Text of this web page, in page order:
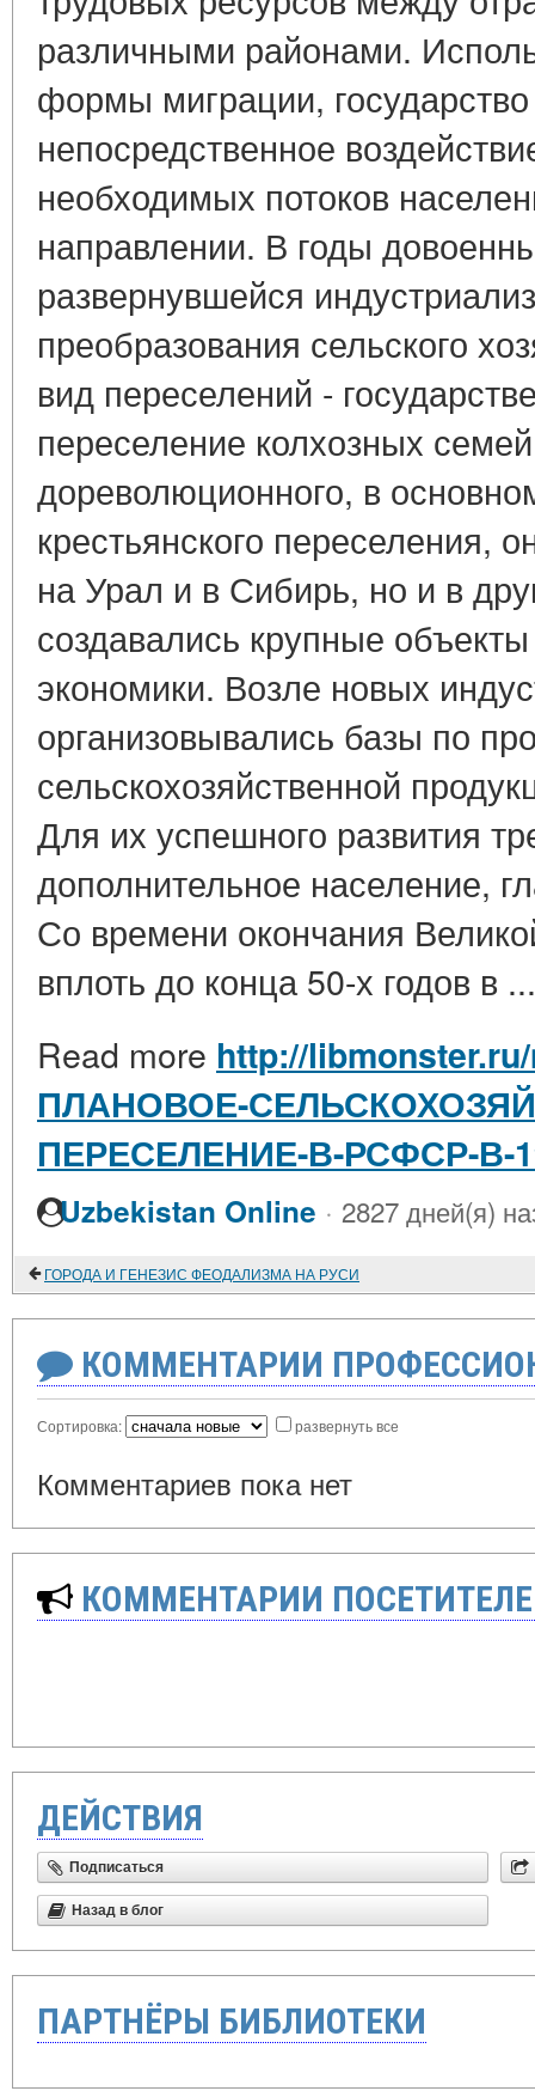
различными районами.
формы миграции,
непосредственное
необходимых потоков
направлении. В годы
развернувшейся
преобразования сельского
вид переселений -
переселение колхозных
дореволюционного, в
крестьянского переселения,
на Урал и в Сибирь, но и в
создавались крупные
экономики. Возле новых
организовывались базы по
сельскохозяйственной
Для их успешного развития
дополнительное население,
Со времени окончания
вплоть до конца 50-х годов в
Read more http://
ПЛАНОВОЕ-
ПЕРЕСЕЛЕНИЕ-В-РСФСР-В-
Uzbekistan Online · 2827 дней(я)
ГОРОДА И ГЕНЕЗИС ФЕОДАЛИЗМА НА РУСИ
КОММЕНТАРИИ
Сортировка: развернуть все
Комментариев пока нет
КОММЕНТАРИИ
ДЕЙСТВИЯ
Подписаться
Назад в блог
ПАРТНЁРЫ БИБЛИОТЕКИ